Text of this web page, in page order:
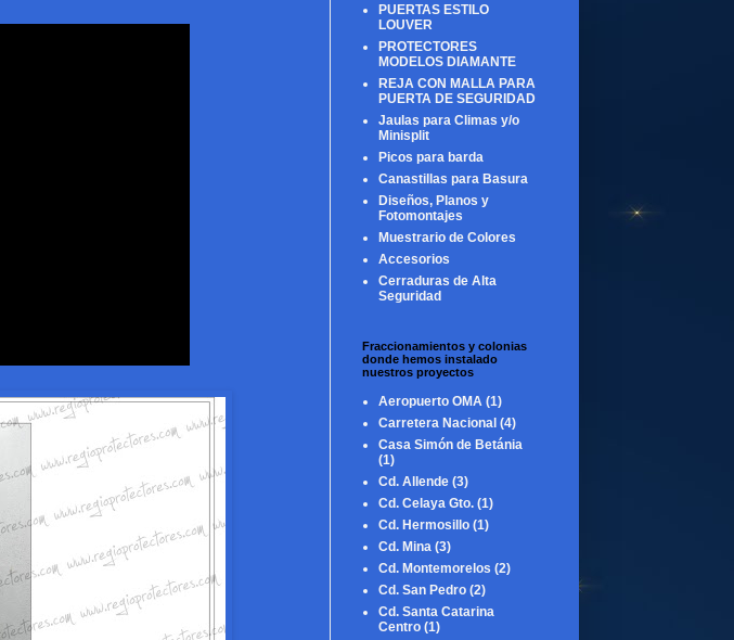
PUERTAS ESTILO
LOUVER
PROTECTORES
MODELOS DIAMANTE
REJA CON MALLA PARA
PUERTA DE SEGURIDAD
Jaulas para Climas y/o
Minisplit
Picos para barda
Canastillas para Basura
Diseños, Planos y
Fotomontajes
Muestrario de Colores
Accesorios
Cerraduras de Alta
Seguridad
Fraccionamientos y colonias
donde hemos instalado
nuestros proyectos
Aeropuerto OMA (1)
Carretera Nacional (4)
Casa Simón de Betánia
(1)
Cd. Allende (3)
Cd. Celaya Gto. (1)
Cd. Hermosillo (1)
Cd. Mina (3)
Cd. Montemorelos (2)
Cd. San Pedro (2)
Cd. Santa Catarina
Centro (1)